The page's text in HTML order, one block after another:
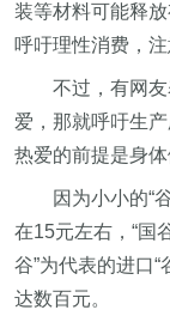
装等材料可能释
呼吁理性消费，
不过，有网
爱，那就呼吁生
热爱的前提是身体
因为小小的“
在15元左右，“国
谷”为代表的进口
达数百元。